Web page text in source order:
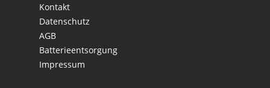
Kontakt
Datenschutz
AGB
Batterieentsorgung
Impressum